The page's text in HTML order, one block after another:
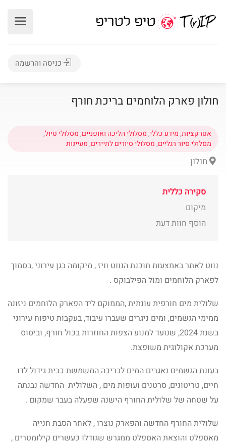
כניסה והרשמה
חולון פארק הלוחמים בריכת חורף
אטרקציות,מידע כללי,מסלולי הליכה ואופניים,מסלולי טיול,
מסלולי סיור רגליים,מסלולי סיורים לתיירים,מעיינות
חולון
סקירה כללית
מיקום
הוסף חוות דעת
נווט לאתר באמצעות תוכנת הנווט וויז , מיקומה בגן עירוני ,בסמוך
לפארק הלוחמים ומול הפילבוקס .
שלולית מים חורפית עונתית ,הממוקם ליד הפארק הלוחמים ניזונה
ממימי הגשמים, ומים ניגרים שעברו עיבוד, בעקבות טיפוח עירוני
בשנת 2024, שנועד למנוע הצפות החוזרות בכול חורף, וביסוס
מערכת אקולוגית משופצת.
בעונת הגשמים נאגרים המים לבריכה המשמשת כבית גידול לדו
חיים, טריטונים, סרטנים ועופות מים , השלולית החדשה נבנתה
על שטחה של שלולית החורף הישנה שפעלה בעבר שמקום .
שלולית החורף החדשה והפארק נוצרו , לאחר הסבת חנייה
מאספלט והוצאת האספלט ממגרש שגודלו כעשרים קילומטרים ,